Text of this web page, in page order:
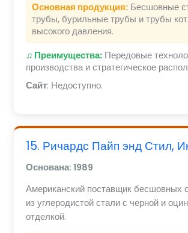
Основная продукция:Бесшовные
трубы, бурильные трубы и трубы
высокого давления.
♫ Преимущества:Передовые
производства и стратегическое
Сайт: Недоступно.
15. Ричардс Пайп энд Стил,
Основана: 1989
Американский поставщик бесшовных
из углеродистой стали с черной и
отделкой.